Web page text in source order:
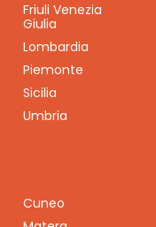
Friuli Venezia
Giulia
Lombardia
Piemonte
Sicilia
Umbria
Cuneo